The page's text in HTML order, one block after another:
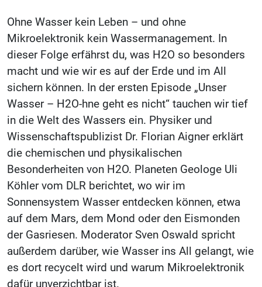
Ohne Wasser kein Leben – und ohne
Mikroelektronik kein Wassermanagement. In
dieser Folge erfährst du, was H2O so besonders
macht und wie wir es auf der Erde und im All
sichern können. In der ersten Episode „Unser
Wasser – H2O-hne geht es nicht“ tauchen wir tief
in die Welt des Wassers ein. Physiker und
Wissenschaftspublizist Dr. Florian Aigner erklärt
die chemischen und physikalischen
Besonderheiten von H2O. Planeten Geologe Uli
Köhler vom DLR berichtet, wo wir im
Sonnensystem Wasser entdecken können, etwa
auf dem Mars, dem Mond oder den Eismonden
der Gasriesen. Moderator Sven Oswald spricht
außerdem darüber, wie Wasser ins All gelangt, wie
es dort recycelt wird und warum Mikroelektronik
dafür unverzichtbar ist.